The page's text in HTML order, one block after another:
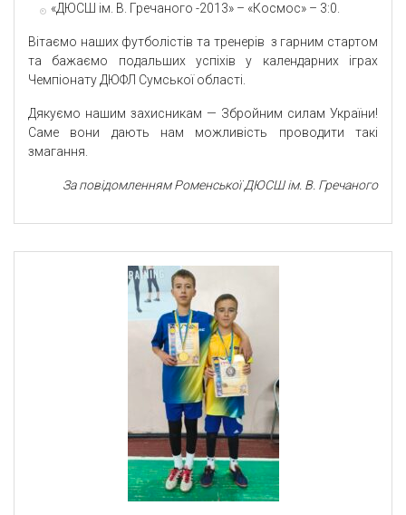
«ДЮСШ ім. В. Гречаного -2013» – «Космос» – 3:0.
Вітаємо наших футболістів та тренерів з гарним стартом
та бажаємо подальших успіхів у календарних іграх
Чемпіонату ДЮФЛ Сумської області.
Дякуємо нашим захисникам — Збройним силам України!
Саме вони дають нам можливість проводити такі
змагання.
За повідомленням Роменської ДЮСШ ім. В. Гречаного